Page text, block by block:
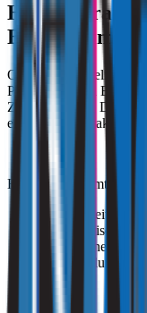
Het
Binnenklimaat
Omdat die wettelijke
Programma van Eisen
Zorg opgesteld. Dit
eisen naar de praktijk
Het PvE benoemt drie
de kwaliteit van
het thermisch
luchtsnelheid),
en het geluid van